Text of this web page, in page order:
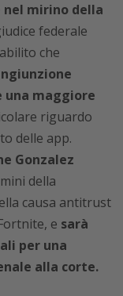
mirino della
federale
che
una maggiore
riguardo
delle app.
Gonzalez
della
causa antitrust
e sarà
per una
alla corte.